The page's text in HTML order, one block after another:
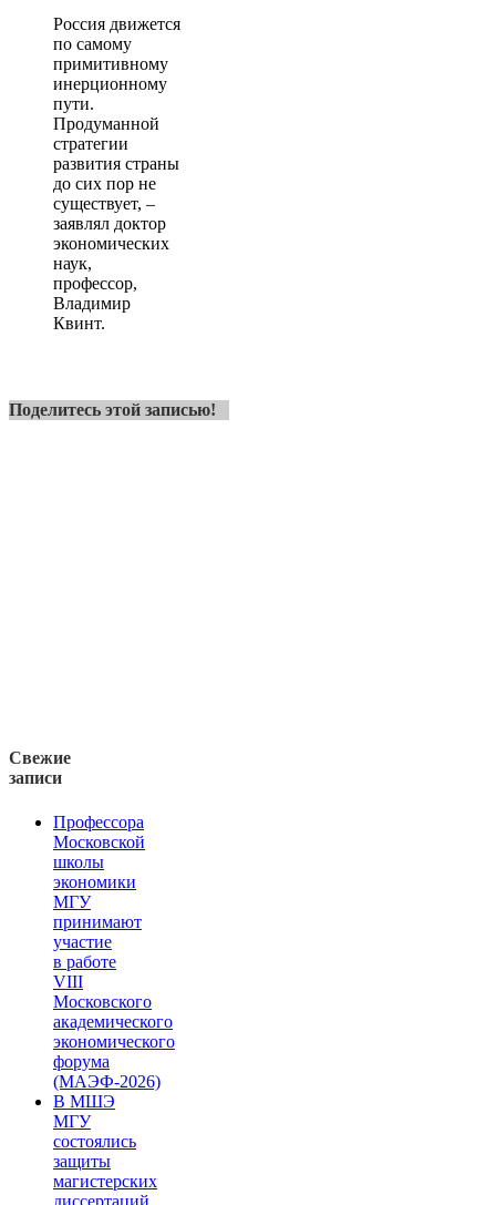
Россия движется
по самому
примитивному
инерционному
пути.
Продуманной
стратегии
развития страны
до сих пор не
существует, –
заявлял доктор
экономических
наук,
профессор,
Владимир
Квинт.
Поделитесь этой записью!
Свежие
записи
Профессора
Московской
школы
экономики
МГУ
принимают
участие
в работе
VIII
Московского
академического
экономического
форума
(МАЭФ-2026)
В МШЭ
МГУ
состоялись
защиты
магистерских
диссертаций